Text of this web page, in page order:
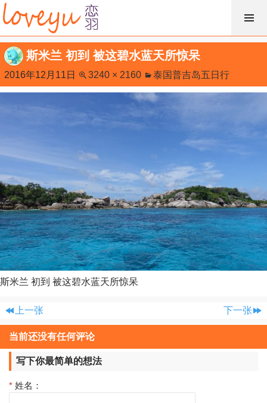
跳
过
内
容
斯米兰 初到 被这碧水蓝天所惊呆
2016年12月11日 3240 × 2160 泰国普吉岛五日行
斯米兰 初到 被这碧水蓝天所惊呆
上一张 下一张
当前还没有任何评论
写下你最简单的想法
* 姓名：